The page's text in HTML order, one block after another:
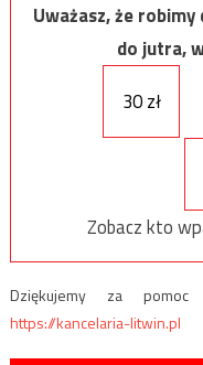
Uważasz, że
do jutra,
30 zł
Zobacz kto
Dziękujemy za
https://kancelaria-litwin.pl